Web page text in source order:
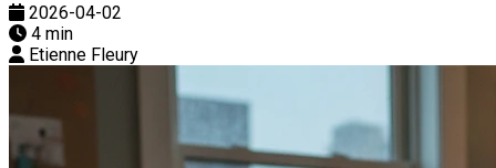
2026-04-02
4 min
Etienne Fleury